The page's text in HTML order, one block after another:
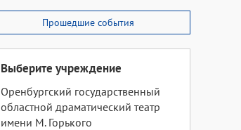
Прошедшие события
Выберите учреждение
Оренбургский государственный
областной драматический театр
имени М. Горького